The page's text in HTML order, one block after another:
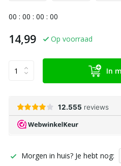
00 : 00 : 00 : 00
14,99 Op voorraad
In
Morgen in huis? Je hebt nog: